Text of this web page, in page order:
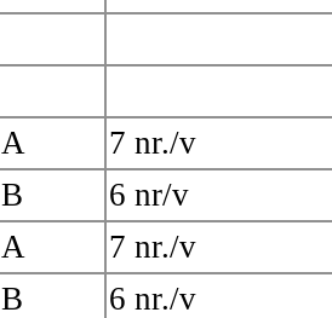
A 7 nr./v
B 6 nr/v
A 7 nr./v
B 6 nr./v